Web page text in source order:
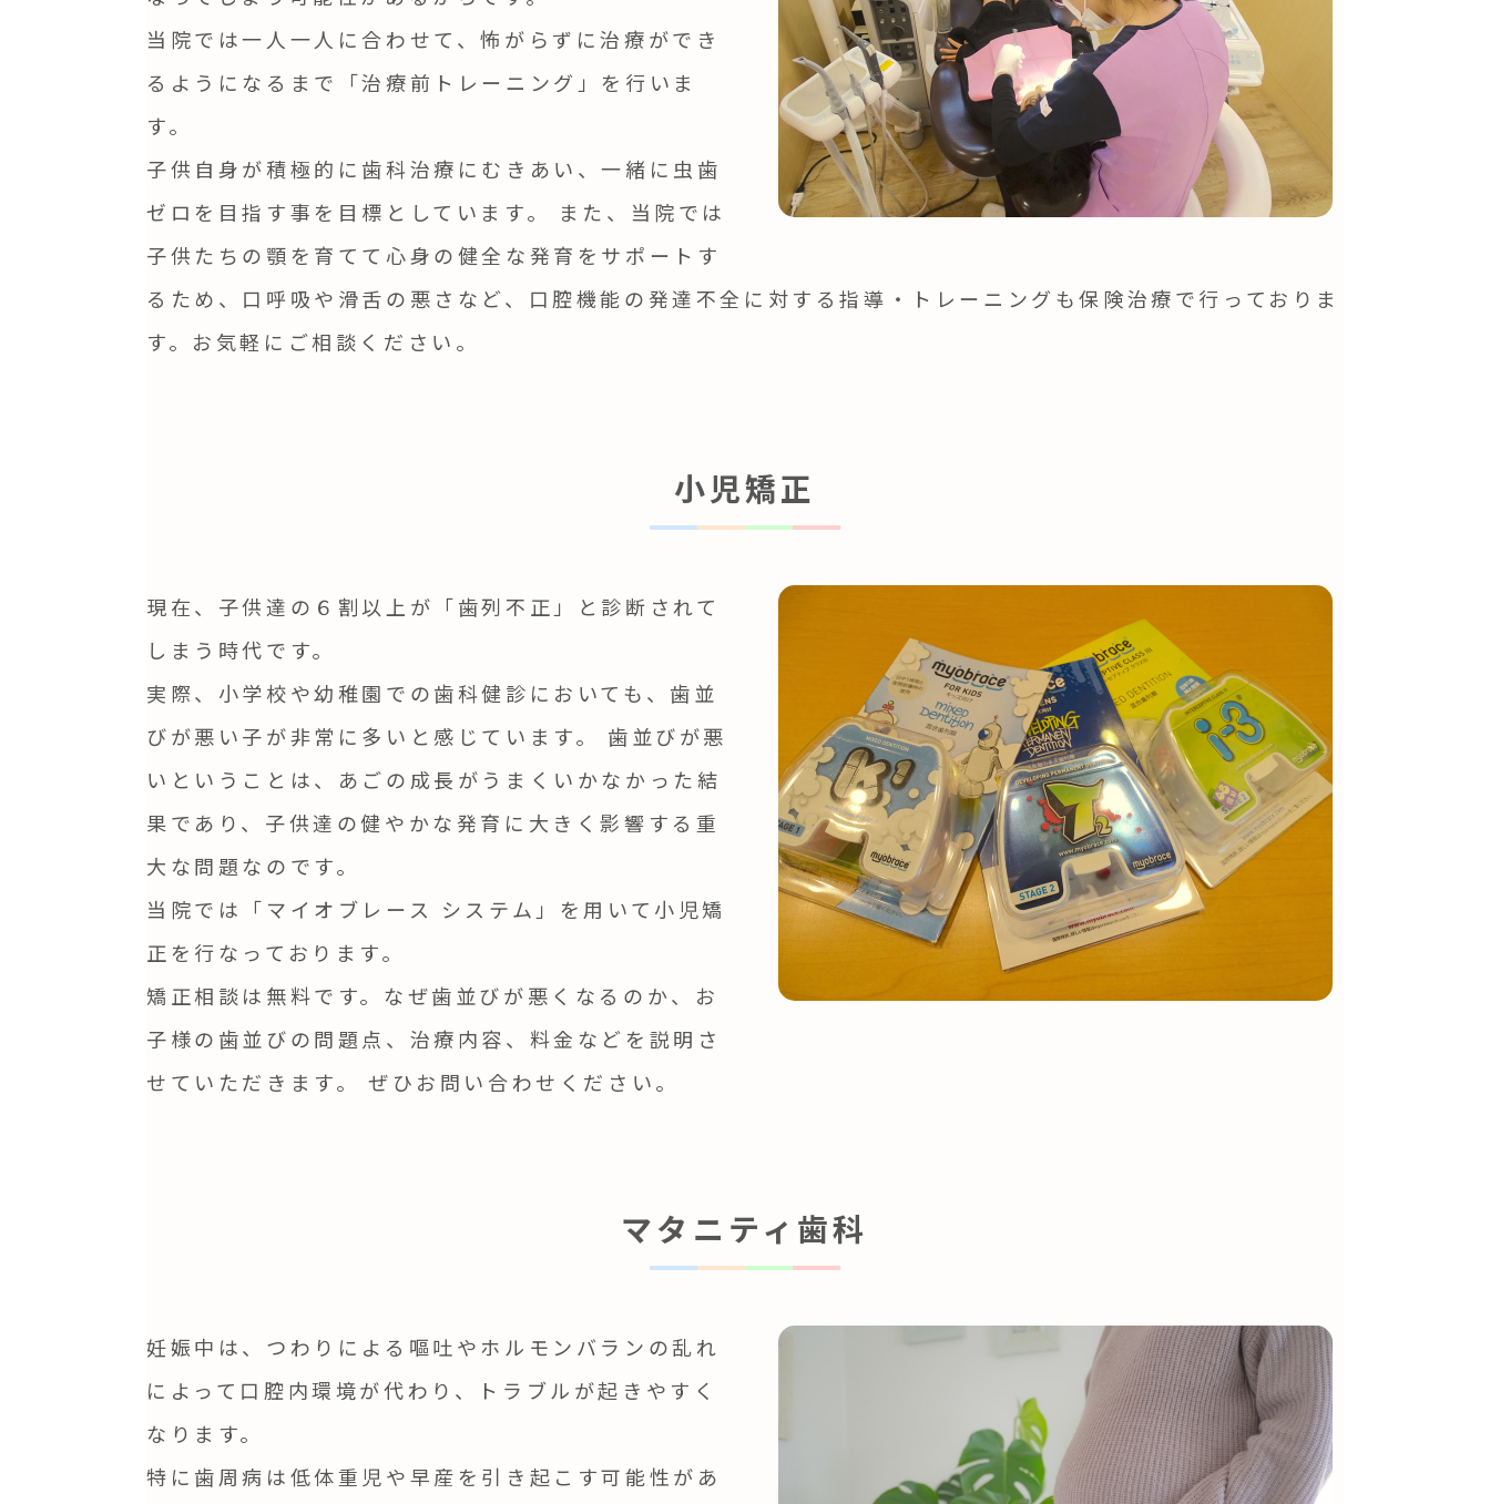
当院では一人一人に合わせて、怖がらずに治療ができ
るようになるまで「治療前トレーニング」を行いま
す。
子供自身が積極的に歯科治療にむきあい、一緒に虫歯
ゼロを目指す事を目標としています。 また、当院では
子供たちの顎を育てて心身の健全な発育をサポートす
るため、口呼吸や滑舌の悪さなど、口腔機能の発達不全に対する指導・トレーニングも保険治療で行っておりま
す。お気軽にご相談ください。
小児矯正
現在、子供達の６割以上が「歯列不正」と診断されて
しまう時代です。
実際、小学校や幼稚園での歯科健診においても、歯並
びが悪い子が非常に多いと感じています。 歯並びが悪
いということは、あごの成長がうまくいかなかった結
果であり、子供達の健やかな発育に大きく影響する重
大な問題なのです。
当院では「マイオブレース システム」を用いて小児矯
正を行なっております。
矯正相談は無料です。なぜ歯並びが悪くなるのか、お
子様の歯並びの問題点、治療内容、料金などを説明さ
せていただきます。 ぜひお問い合わせください。
マタニティ歯科
妊娠中は、つわりによる嘔吐やホルモンバランの乱れ
によって口腔内環境が代わり、トラブルが起きやすく
なります。
特に歯周病は低体重児や早産を引き起こす可能性があ